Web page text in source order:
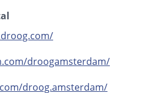
droogamsterdam/
droog.amsterdam/